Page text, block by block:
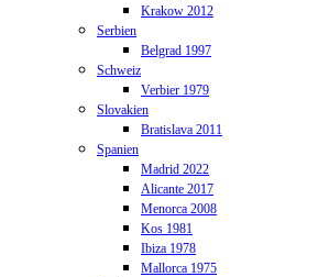
Krakow 2012
Serbien
Belgrad 1997
Schweiz
Verbier 1979
Slovakien
Bratislava 2011
Spanien
Madrid 2022
Alicante 2017
Menorca 2008
Kos 1981
Ibiza 1978
Mallorca 1975